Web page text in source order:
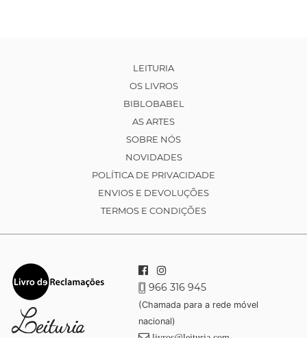
LEITURIA
OS LIVROS
BIBLOBABEL
AS ARTES
SOBRE NÓS
NOVIDADES
POLÍTICA DE PRIVACIDADE
ENVIOS E DEVOLUÇÕES
TERMOS E CONDIÇÕES
966 316 945
(Chamada para a rede móvel
nacional)